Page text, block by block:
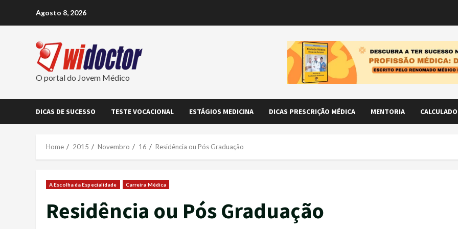
Agosto 8, 2026
O portal do Jovem Médico
DICAS DE SUCESSO TESTE VOCACIONAL ESTÁGIOS MEDICINA DICAS PRESCRIÇÃO MÉDICA MENTORIA
Home 2015 Novembro 16 Residência ou Pós Graduação
A Escolha da Especialidade Carreira Médica
Residência ou Pós Graduação